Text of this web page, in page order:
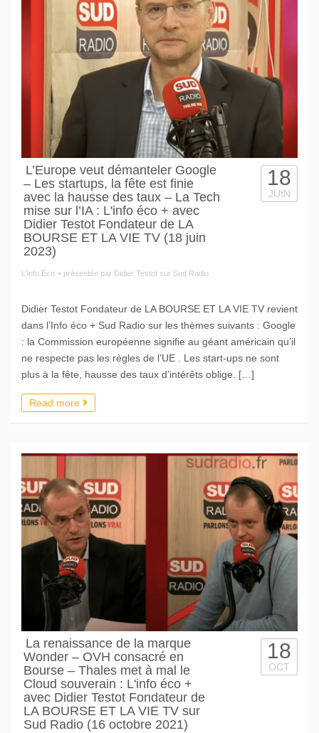
L’Europe veut démanteler Google
– Les startups, la fête est finie
avec la hausse des taux – La Tech
mise sur l’IA : L'info éco + avec
Didier Testot Fondateur de LA
BOURSE ET LA VIE TV (18 juin
2023)
L'info Éco + présentée par Didier Testot sur Sud Radio
18
JUIN
Didier Testot Fondateur de LA BOURSE ET LA VIE TV revient
dans l’Info éco + Sud Radio sur les thèmes suivants : Google
: la Commission européenne signifie au géant américain qu’il
ne respecte pas les règles de l’UE . Les start-ups ne sont
plus à la fête, hausse des taux d’intérêts oblige. […]
Read more
La renaissance de la marque
Wonder – OVH consacré en
Bourse – Thales met à mal le
Cloud souverain : L'info éco +
avec Didier Testot Fondateur de
LA BOURSE ET LA VIE TV sur
Sud Radio (16 octobre 2021)
18
OCT